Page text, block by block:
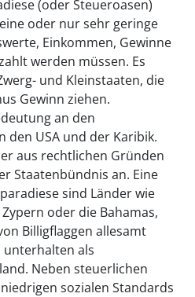
(oder Steueroasen)
oder nur sehr geringe
Einkommen, Gewinne
werden müssen. Es
und Kleinstaaten, die
Gewinn ziehen.
an den
den USA und der Karibik.
aus rechtlichen Gründen
Staatenbündnis an. Eine
sind Länder wie
oder die Bahamas,
Billigflaggen allesamt
als
Neben steuerlichen
sozialen Standards